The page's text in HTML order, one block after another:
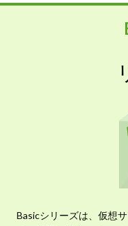
Basicシリーズは、仮想